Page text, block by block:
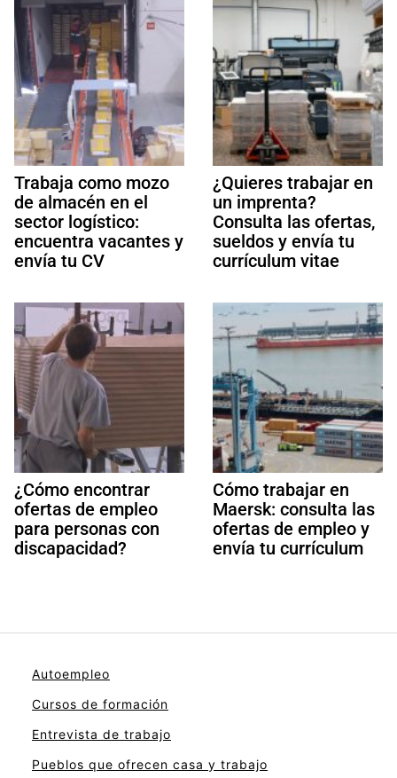
Trabaja como mozo
de almacén en el
sector logístico:
encuentra vacantes y
envía tu CV
¿Quieres trabajar en
un imprenta?
Consulta las ofertas,
sueldos y envía tu
currículum vitae
¿Cómo encontrar
ofertas de empleo
para personas con
discapacidad?
Cómo trabajar en
Maersk: consulta las
ofertas de empleo y
envía tu currículum
Autoempleo
Cursos de formación
Entrevista de trabajo
Pueblos que ofrecen casa y trabajo